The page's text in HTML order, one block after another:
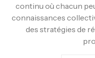
continu où chacun
connaissances
des stratégies de